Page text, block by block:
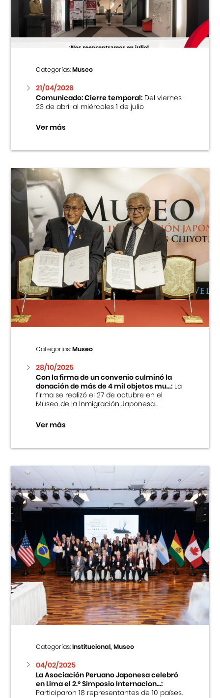
Centro Cultural Peruano Japonés
Museo de la Inmigración Japonesa
Fondo Editorial
Teatro Peruano Japonés
Categorías:Museo
21/04/2026
Comunicado: Cierre temporal:Del viernes
23 de abril al miércoles 1 de julio
Ver más
Categorías:Museo
28/10/2025
Con la firma de un convenio culminó la
donación de más de 4 mil objetos mu...:La
firma se realizó el 27 de octubre en el
Museo de la Inmigración Japonesa...
Ver más
Categorías:Institucional, Museo
04/02/2025
La Asociación Peruano Japonesa celebró
en Lima el 2.º Simposio Internacion...:
Participaron 18 representantes de 10 países.